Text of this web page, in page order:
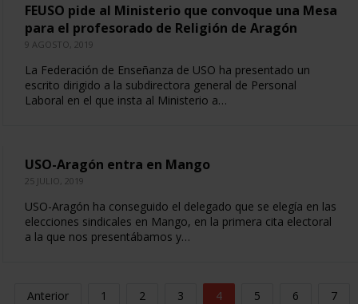
FEUSO pide al Ministerio que convoque una Mesa
para el profesorado de Religión de Aragón
9 AGOSTO, 2019
La Federación de Enseñanza de USO ha presentado un
escrito dirigido a la subdirectora general de Personal
Laboral en el que insta al Ministerio a…
USO-Aragón entra en Mango
25 JULIO, 2019
USO-Aragón ha conseguido el delegado que se elegía en las
elecciones sindicales en Mango, en la primera cita electoral
a la que nos presentábamos y…
Anterior 1 2 3 4 5 6
7